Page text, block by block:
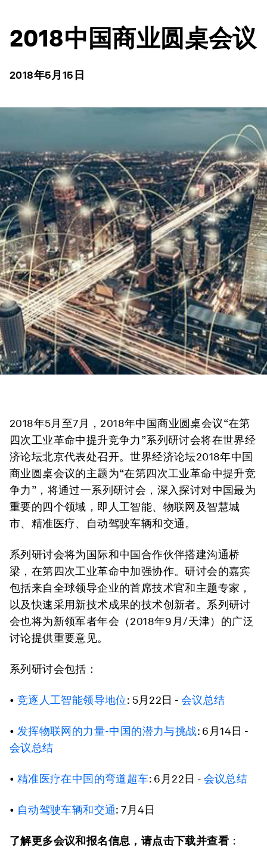
2018中国商业圆桌会议
2018年5月15日
2018年5月至7月，2018年中国商业圆桌会议“在第
四次工业革命中提升竞争力”系列研讨会将在世界经
济论坛北京代表处召开。世界经济论坛2018年中国
商业圆桌会议的主题为“在第四次工业革命中提升竞
争力”，将通过一系列研讨会，深入探讨对中国最为
重要的四个领域，即人工智能、物联网及智慧城
市、精准医疗、自动驾驶车辆和交通。
系列研讨会将为国际和中国合作伙伴搭建沟通桥
梁，在第四次工业革命中加强协作。研讨会的嘉宾
包括来自全球领导企业的首席技术官和主题专家，
以及快速采用新技术成果的技术创新者。系列研讨
会也将为新领军者年会（2018年9月/天津）的广泛
讨论提供重要意见。
系列研讨会包括：
• 竞逐人工智能领导地位: 5月22日 - 会议总结
• 发挥物联网的力量-中国的潜力与挑战: 6月14日 -
会议总结
• 精准医疗在中国的弯道超车: 6月22日 - 会议总结
• 自动驾驶车辆和交通: 7月4日
了解更多会议和报名信息，请点击下载并查看 ：